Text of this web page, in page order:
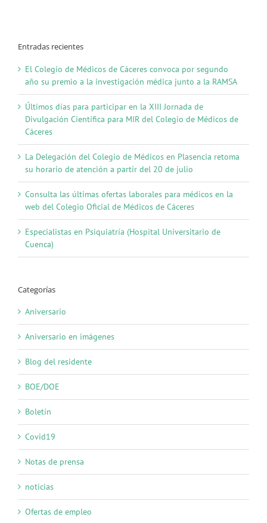
Entradas recientes
El Colegio de Médicos de Cáceres convoca por segundo
año su premio a la investigación médica junto a la RAMSA
Últimos días para participar en la XIII Jornada de
Divulgación Científica para MIR del Colegio de Médicos de
Cáceres
La Delegación del Colegio de Médicos en Plasencia retoma
su horario de atención a partir del 20 de julio
Consulta las últimas ofertas laborales para médicos en la
web del Colegio Oficial de Médicos de Cáceres
Especialistas en Psiquiatría (Hospital Universitario de
Cuenca)
Categorías
Aniversario
Aniversario en imágenes
Blog del residente
BOE/DOE
Boletín
Covid19
Notas de prensa
noticias
Ofertas de empleo